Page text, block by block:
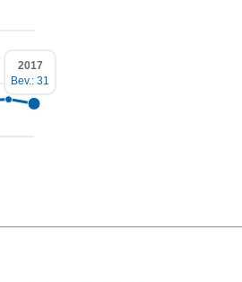
2017
Bev.: 31